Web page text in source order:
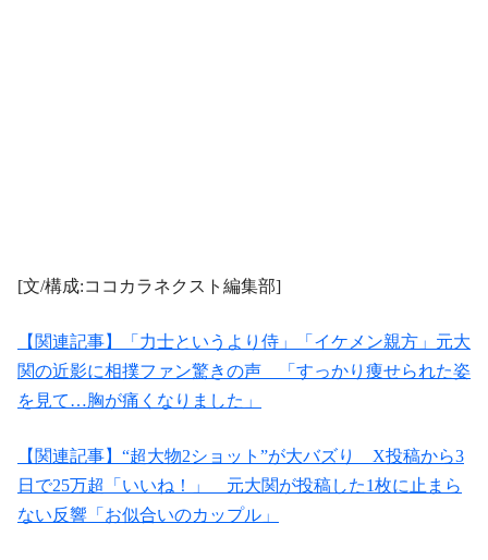
[文/構成:ココカラネクスト編集部]
【関連記事】「力士というより侍」「イケメン親方」元大
関の近影に相撲ファン驚きの声 「すっかり痩せられた姿
を見て…胸が痛くなりました」
【関連記事】“超大物2ショット”が大バズり X投稿から3
日で25万超「いいね！」 元大関が投稿した1枚に止まら
ない反響「お似合いのカップル」